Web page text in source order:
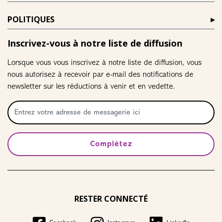
POLITIQUES
Inscrivez-vous à notre liste de diffusion
Lorsque vous vous inscrivez à notre liste de diffusion, vous
nous autorisez à recevoir par e-mail des notifications de
newsletter sur les réductions à venir et en vedette.
Complétez
RESTER CONNECTÉ